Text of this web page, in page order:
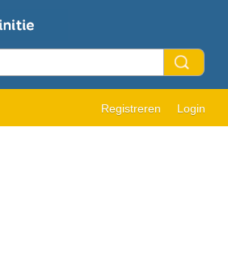
Registreren Login